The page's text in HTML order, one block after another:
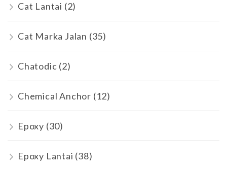
Cat Lantai (2)
Cat Marka Jalan (35)
Chatodic (2)
Chemical Anchor (12)
Epoxy (30)
Epoxy Lantai (38)